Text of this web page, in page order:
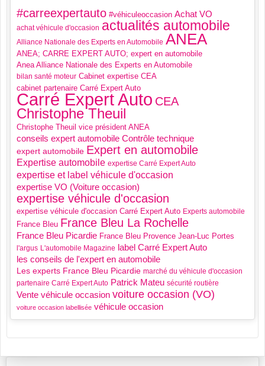
#carreexpertauto #véhiculeoccasion Achat VO
achat véhicule d'occasion actualités automobile
Alliance Nationale des Experts en Automobile ANEA
ANEA; CARRE EXPERT AUTO; expert en automobile
Anea Alliance Nationale des Experts en Automobile
bilan santé moteur Cabinet expertise CEA
cabinet partenaire Carré Expert Auto
Carré Expert Auto CEA
Christophe Theuil
Christophe Theuil vice président ANEA
conseils expert automobile Contrôle technique
expert automobile Expert en automobile
Expertise automobile expertise Carré Expert Auto
expertise et label véhicule d'occasion
expertise VO (Voiture occasion)
expertise véhicule d'occasion
expertise véhicule d'occasion Carré Expert Auto Experts automobile
France Bleu France Bleu La Rochelle
France Bleu Picardie France Bleu Provence Jean-Luc Portes
l'argus L'automobile Magazine label Carré Expert Auto
les conseils de l'expert en automobile
Les experts France Bleu Picardie marché du véhicule d'occasion
partenaire Carré Expert Auto Patrick Mateu sécurité routière
Vente véhicule occasion voiture occasion (VO)
voiture occasion labellisée véhicule occasion